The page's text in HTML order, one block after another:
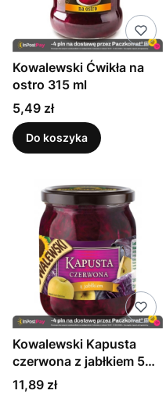
Kowalewski Ćwikła na
ostro 315 ml
Cena
5,49 zł
Do koszyka
Kowalewski Kapusta
czerwona z jabłkiem 540
ml
Cena
11,89 zł